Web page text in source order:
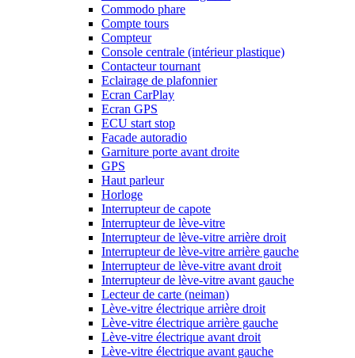
Commodo phare
Compte tours
Compteur
Console centrale (intérieur plastique)
Contacteur tournant
Eclairage de plafonnier
Ecran CarPlay
Ecran GPS
ECU start stop
Facade autoradio
Garniture porte avant droite
GPS
Haut parleur
Horloge
Interrupteur de capote
Interrupteur de lève-vitre
Interrupteur de lève-vitre arrière droit
Interrupteur de lève-vitre arrière gauche
Interrupteur de lève-vitre avant droit
Interrupteur de lève-vitre avant gauche
Lecteur de carte (neiman)
Lève-vitre électrique arrière droit
Lève-vitre électrique arrière gauche
Lève-vitre électrique avant droit
Lève-vitre électrique avant gauche